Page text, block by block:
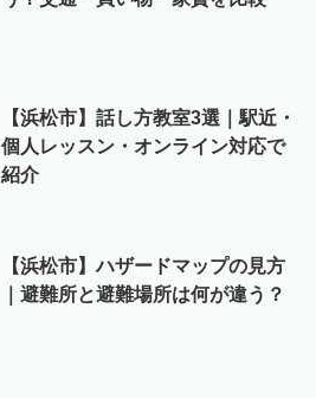
【浜松市】話し方教室3選｜駅近・
個人レッスン・オンライン対応で
紹介
【浜松市】ハザードマップの見方
｜避難所と避難場所は何が違う？